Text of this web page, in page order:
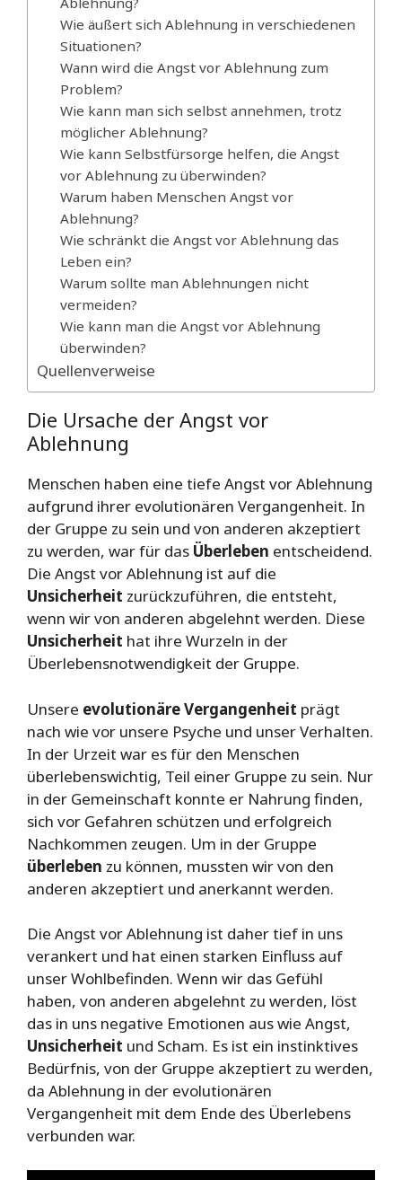
Wie äußert sich Ablehnung in verschiedenen
Situationen?
Wann wird die Angst vor Ablehnung zum
Problem?
Wie kann man sich selbst annehmen, trotz
möglicher Ablehnung?
Wie kann Selbstfürsorge helfen, die Angst
vor Ablehnung zu überwinden?
Warum haben Menschen Angst vor
Ablehnung?
Wie schränkt die Angst vor Ablehnung das
Leben ein?
Warum sollte man Ablehnungen nicht
vermeiden?
Wie kann man die Angst vor Ablehnung
überwinden?
Quellenverweise
Die Ursache der Angst vor
Ablehnung
Menschen haben eine tiefe Angst vor Ablehnung
aufgrund ihrer evolutionären Vergangenheit. In
der Gruppe zu sein und von anderen akzeptiert
zu werden, war für das Überleben entscheidend.
Die Angst vor Ablehnung ist auf die
Unsicherheit zurückzuführen, die entsteht,
wenn wir von anderen abgelehnt werden. Diese
Unsicherheit hat ihre Wurzeln in der
Überlebensnotwendigkeit der Gruppe.
Unsere evolutionäre Vergangenheit prägt
nach wie vor unsere Psyche und unser Verhalten.
In der Urzeit war es für den Menschen
überlebenswichtig, Teil einer Gruppe zu sein. Nur
in der Gemeinschaft konnte er Nahrung finden,
sich vor Gefahren schützen und erfolgreich
Nachkommen zeugen. Um in der Gruppe
überleben zu können, mussten wir von den
anderen akzeptiert und anerkannt werden.
Die Angst vor Ablehnung ist daher tief in uns
verankert und hat einen starken Einfluss auf
unser Wohlbefinden. Wenn wir das Gefühl
haben, von anderen abgelehnt zu werden, löst
das in uns negative Emotionen aus wie Angst,
Unsicherheit und Scham. Es ist ein instinktives
Bedürfnis, von der Gruppe akzeptiert zu werden,
da Ablehnung in der evolutionären
Vergangenheit mit dem Ende des Überlebens
verbunden war.